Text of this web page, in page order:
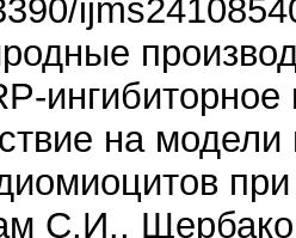
на
С.И.,